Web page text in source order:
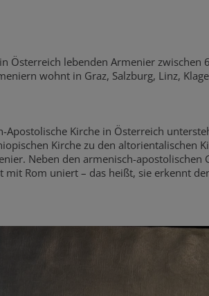
Österreich lebenden Armenier
wohnt in Graz, Salzburg, Linz,
Kirche in Österreich
Kirche zu den altorientalischen
Neben den armenisch-
Rom uniert – das heißt, sie erkennt